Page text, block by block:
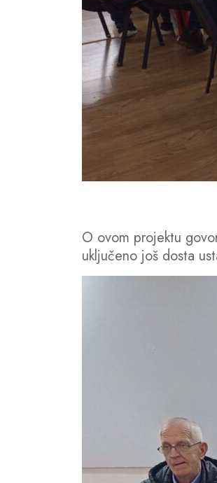
O ovom projektu
uključeno još dosta